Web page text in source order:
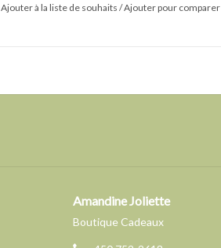
Ajouter à la liste de souhaits /Ajouter pour comparer
Amandine Joliette
Boutique Cadeaux